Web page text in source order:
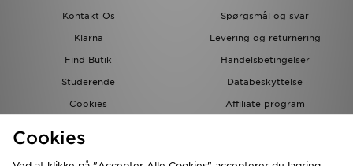
Kontakt Os
Spørgsmål og svar
Klarna
Levering og returnering
Find Butik
Handelsbetingelser
Studerende
Databeskyttelse
Cookies
Affiliate program
Cookies